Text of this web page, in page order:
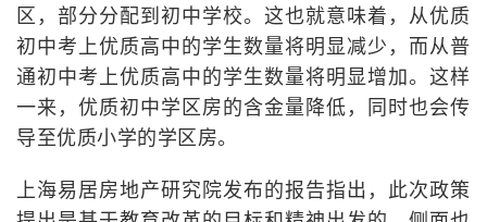
区，部分分配到初中学校。这也就意味着，从优质
初中考上优质高中的学生数量将明显减少，而从普
通初中考上优质高中的学生数量将明显增加。这样
一来，优质初中学区房的含金量降低，同时也会传
导至优质小学的学区房。
上海易居房地产研究院发布的报告指出，此次政策